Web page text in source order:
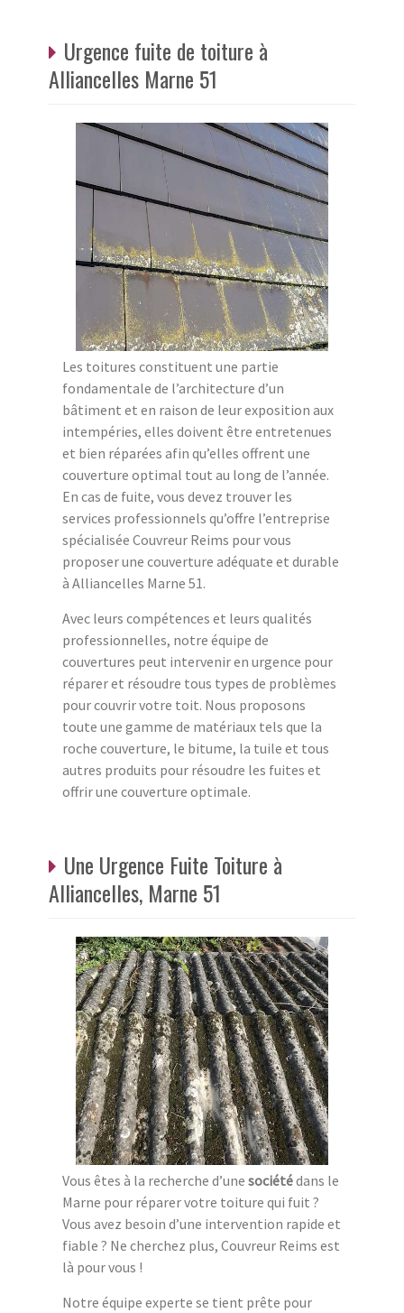
Urgence fuite de toiture à
Alliancelles Marne 51
Les toitures constituent une partie
fondamentale de l’architecture d’un
bâtiment et en raison de leur exposition aux
intempéries, elles doivent être entretenues
et bien réparées afin qu’elles offrent une
couverture optimal tout au long de l’année.
En cas de fuite, vous devez trouver les
services professionnels qu’offre l’entreprise
spécialisée Couvreur Reims pour vous
proposer une couverture adéquate et durable
à Alliancelles Marne 51.
Avec leurs compétences et leurs qualités
professionnelles, notre équipe de
couvertures peut intervenir en urgence pour
réparer et résoudre tous types de problèmes
pour couvrir votre toit. Nous proposons
toute une gamme de matériaux tels que la
roche couverture, le bitume, la tuile et tous
autres produits pour résoudre les fuites et
offrir une couverture optimale.
Une Urgence Fuite Toiture à
Alliancelles, Marne 51
Vous êtes à la recherche d’une sociétédans le
Marne pour réparer votre toiture qui fuit ?
Vous avez besoin d’une intervention rapide et
fiable ? Ne cherchez plus, Couvreur Reims est
là pour vous !
Notre équipe experte se tient prête pour